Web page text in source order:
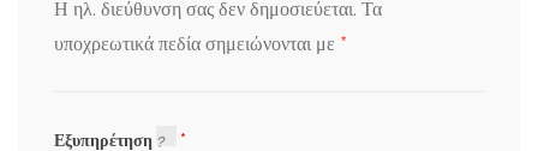
Η ηλ. διεύθυνση σας δεν δημοσιεύεται. Τα
υποχρεωτικά πεδία σημειώνονται με *
Εξυπηρέτηση